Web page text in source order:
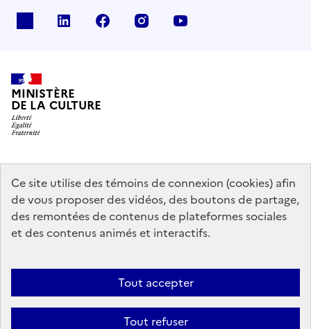
Ce site utilise des témoins de connexion (cookies) afin
de vous proposer des vidéos, des boutons de partage,
des remontées de contenus de plateformes sociales
et des contenus animés et interactifs.
Tout accepter
Tout refuser
linkedin facebook instagram
MINISTÈRE
DE LA CULTURE
data.gouv.fr legifrance.gouv.fr
info.gouv.fr
service-public.gouv.fr
Contact Mentions légales
Accessibilité : partiellement conforme
Politique générale de protection des données
des témoins de connexion (cookies)
Plan du site